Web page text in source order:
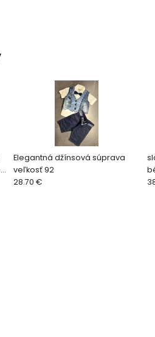
Elegantná džínsová súprava
veľkosť 92
28.70 €